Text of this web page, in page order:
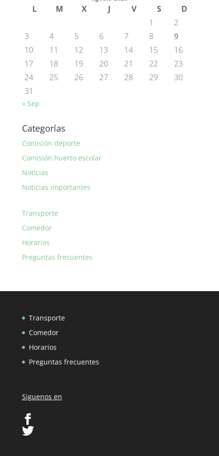
L M X J V S
D
1
2
3
4 5 6 7 8
9
10
11 12 13 14 15
16
17
18 19 20 21 22
23
24
25 26 27 28 29
30
31
« Sep
Categorías
Comisión deporte
Comisión huerto escolar
Noticias
Noticias importantes
Transporte
Comedor
Horarios
Preguntas frecuentes
Transporte
Comedor
Horarios
Preguntas frecuentes
Siguenos en